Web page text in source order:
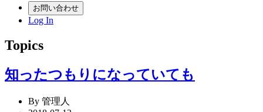
お問い合わせ
Log In
Topics
知ったつもりになっていても
By 管理人